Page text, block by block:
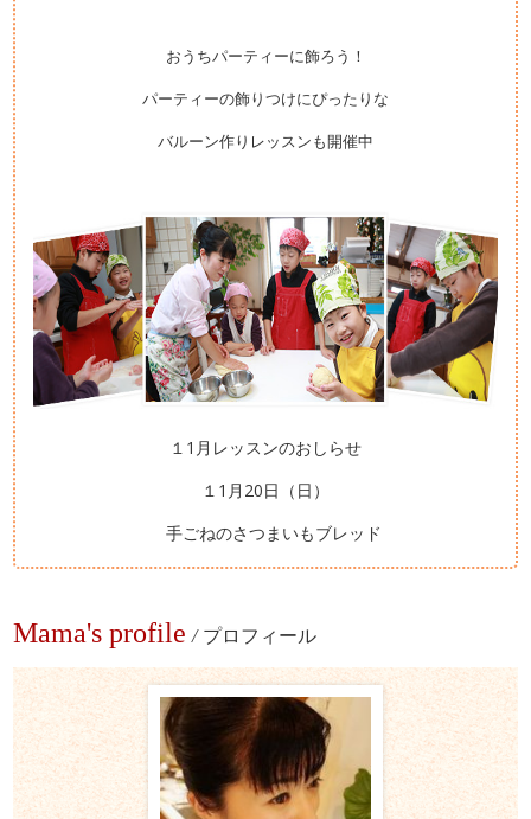
おうちパーティーに飾ろう！
パーティーの飾りつけにぴったりな
バルーン作りレッスンも開催中
１1月レッスンのおしらせ
１1月20日（日）
手ごねのさつまいもブレッド
Mama's profile / プロフィール